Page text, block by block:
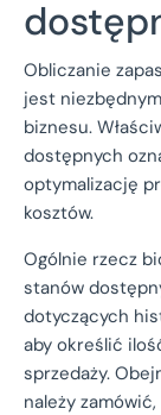
Obliczanie
jest
biznesu.
dostępnych
optymalizację
kosztów.
Ogólnie rzecz
stanów
dotyczących
aby określić
sprzedaży.
należy